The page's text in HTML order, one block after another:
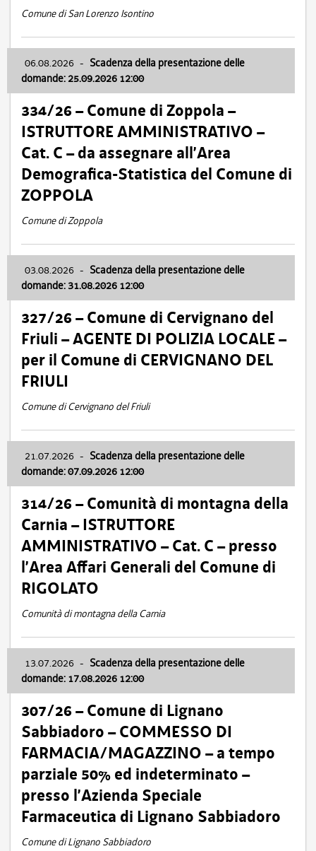
Comune di San Lorenzo Isontino
06.08.2026 - Scadenza della presentazione delle
domande: 25.09.2026 12:00
334/26 – Comune di Zoppola –
ISTRUTTORE AMMINISTRATIVO –
Cat. C – da assegnare all’Area
Demografica-Statistica del Comune di
ZOPPOLA
Comune di Zoppola
03.08.2026 - Scadenza della presentazione delle
domande: 31.08.2026 12:00
327/26 – Comune di Cervignano del
Friuli – AGENTE DI POLIZIA LOCALE –
per il Comune di CERVIGNANO DEL
FRIULI
Comune di Cervignano del Friuli
21.07.2026 - Scadenza della presentazione delle
domande: 07.09.2026 12:00
314/26 – Comunità di montagna della
Carnia – ISTRUTTORE
AMMINISTRATIVO – Cat. C – presso
l’Area Affari Generali del Comune di
RIGOLATO
Comunità di montagna della Carnia
13.07.2026 - Scadenza della presentazione delle
domande: 17.08.2026 12:00
307/26 – Comune di Lignano
Sabbiadoro – COMMESSO DI
FARMACIA/MAGAZZINO – a tempo
parziale 50% ed indeterminato –
presso l’Azienda Speciale
Farmaceutica di Lignano Sabbiadoro
Comune di Lignano Sabbiadoro